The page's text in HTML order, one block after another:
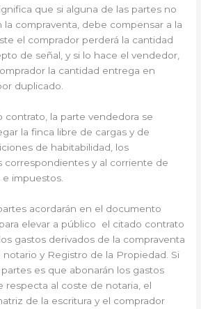
que si alguna de las partes no
compraventa, debe compensar a la
el comprador perderá la cantidad
de señal, y si lo hace el vendedor,
la cantidad entrega en
duplicado.
contrato, la parte vendedora se
la finca libre de cargas y de
de habitabilidad, los
correspondientes y al corriente de
impuestos.
acordarán en el documento
elevar a público el citado contrato
gastos derivados de la compraventa
y Registro de la Propiedad. Si
es que abonarán los gastos
respecta al coste de notaria, el
de la escritura y el comprador